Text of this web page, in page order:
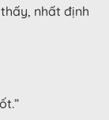
nhất định